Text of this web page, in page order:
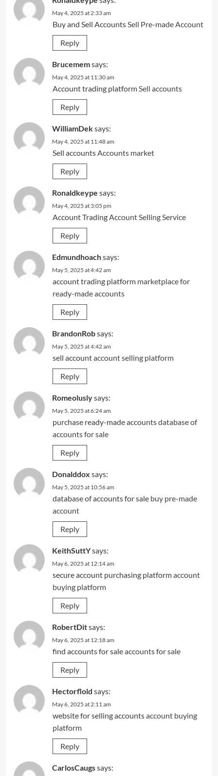
May 4, 2025 at 2:33 am
Buy and Sell AccountsSell Pre-made Account
Reply
Brucememsays:
May 4, 2025 at 11:30 am
Account trading platformSell accounts
Reply
WilliamDeksays:
May 4, 2025 at 11:48 am
Sell accountsAccounts market
Reply
Ronaldkeype says:
May 4, 2025 at 3:05 pm
Account TradingAccount Selling Service
Reply
Edmundhoachsays:
May 5, 2025 at 4:42 am
account trading platform marketplace for
ready-made accounts
Reply
BrandonRobsays:
May 5, 2025 at 4:42 am
sell accountaccount selling platform
Reply
Romeoluslysays:
May 5, 2025 at 6:24 am
purchase ready-made accountsdatabase of
accounts for sale
Reply
Donalddox says:
May 5, 2025 at 10:56 am
database of accounts for sale buy pre-made
account
Reply
KeithSuttYsays:
May 6, 2025 at 12:14 am
secure account purchasing platformaccount
buying platform
Reply
RobertDitsays:
May 6, 2025 at 12:18 am
find accounts for saleaccounts for sale
Reply
Hectorflold says:
May 6, 2025 at 2:11 am
website for selling accountsaccount buying
platform
Reply
CarlosCaugssays: